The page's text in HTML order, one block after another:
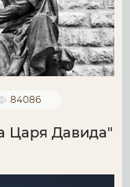
84086
Царя Давида"